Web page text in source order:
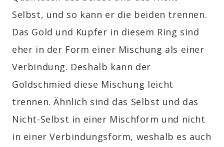
Selbst, und so kann er die beiden trennen.
Das Gold und Kupfer in diesem Ring sind
eher in der Form einer Mischung als einer
Verbindung. Deshalb kann der
Goldschmied diese Mischung leicht
trennen. Ähnlich sind das Selbst und das
Nicht-Selbst in einer Mischform und nicht
in einer Verbindungsform, weshalb es auch